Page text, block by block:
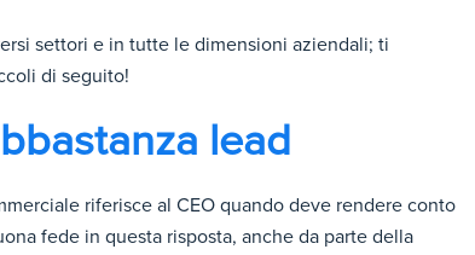
settori e in tutte le dimensioni aziendali; ti
di seguito!
lead
riferisce al CEO quando deve rendere conto
fede in questa risposta, anche da parte della